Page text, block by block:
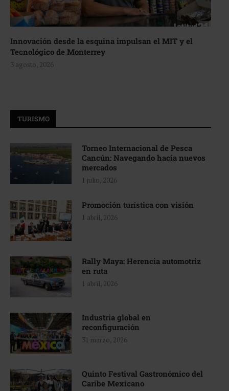
Innovación desde la esquina impulsan el MIT y el
Tecnológico de Monterrey
3 agosto, 2026
TURISMO
Torneo Internacional de Pesca
Cancún: Navegando hacia nuevos
mercados
1 julio, 2026
Promoción turística con visión
1 abril, 2026
Rally Maya: Herencia automotriz
en ruta
1 abril, 2026
Industria global en
reconfiguración
31 marzo, 2026
Quinto Festival Gastronómico del
Caribe Mexicano